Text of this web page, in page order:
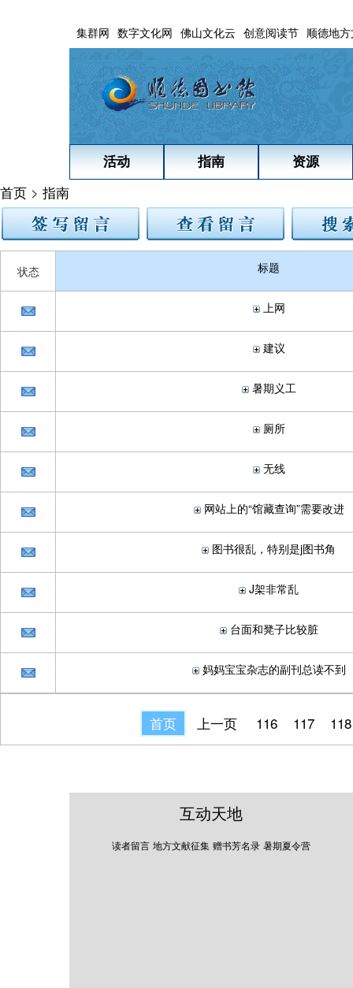
集群网 数字文化网 佛山文化云 创意阅读节 顺德地
活动 指南 资源
首页 > 指南
状态 标题
上网
建议
暑期义工
厕所
无线
网站上的“馆藏查询”需要改进
图书很乱，特别是j图书角
J架非常乱
台面和凳子比较脏
妈妈宝宝杂志的副刊总读不到
首页 上一页 116 117 118
互动天地
读者留言 地方文献征集 赠书芳名录 暑期夏令营